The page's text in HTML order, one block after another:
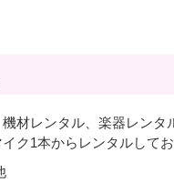
材レンタル、楽器レンタ
ク1本からレンタルしてお